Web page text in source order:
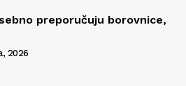
preporučuju borovnice,
2026